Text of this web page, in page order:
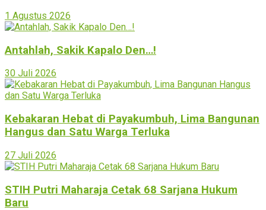
1 Agustus 2026
Antahlah, Sakik Kapalo Den…!
30 Juli 2026
Kebakaran Hebat di Payakumbuh, Lima Bangunan
Hangus dan Satu Warga Terluka
27 Juli 2026
STIH Putri Maharaja Cetak 68 Sarjana Hukum
Baru